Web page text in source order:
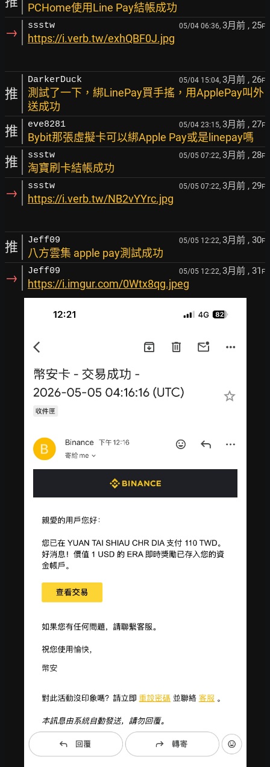
PCHome使用Line Pay結帳成功
→ ssstw 05/04 06:36, 3月前 , 25F
https://i.verb.tw/exhQBF0J.jpg
推
DarkerDuck 05/04 15:04, 3月前 , 26F
測試了一下，綁LinePay買手搖，用ApplePay叫外
送成功
推 eve8281 05/04 23:15, 3月前 , 27F
Bybit那張虛擬卡可以綁Apple Pay或是linepay嗎
推 ssstw 05/05 07:22, 3月前 , 28F
淘寶刷卡結帳成功
→ ssstw 05/05 07:22, 3月前 , 29F
https://i.verb.tw/NB2vYYrc.jpg
推 Jeff09 05/05 12:22, 3月前 , 30F
八方雲集 apple pay測試成功
→ Jeff09 05/05 12:22, 3月前 , 31 F
https://i.imgur.com/0Wtx8qg.jpeg